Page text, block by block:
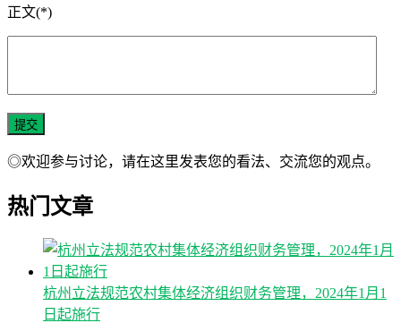
正文(*)
◎欢迎参与讨论，请在这里发表您的看法、交流您的观点。
热门文章
杭州立法规范农村集体经济组织财务管理，2024年1月1
日起施行